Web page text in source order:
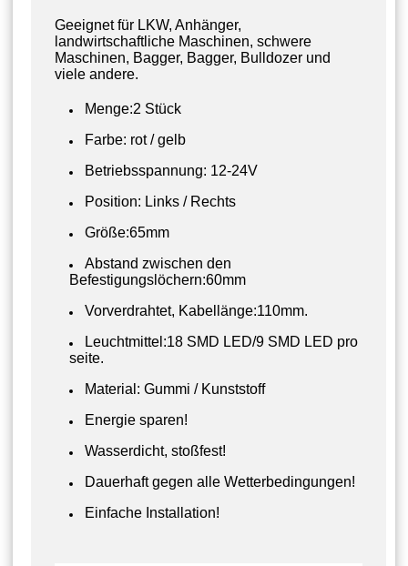
Geeignet für LKW, Anhänger,
landwirtschaftliche Maschinen, schwere
Maschinen, Bagger, Bagger, Bulldozer und
viele andere.
Menge:2 Stück
Farbe: rot / gelb
Betriebsspannung: 12-24V
Position: Links / Rechts
Größe:65mm
Abstand zwischen den
Befestigungslöchern:60mm
Vorverdrahtet, Kabellänge:110mm.
Leuchtmittel:18 SMD LED/9 SMD LED pro
seite.
Material: Gummi / Kunststoff
Energie sparen!
Wasserdicht, stoßfest!
Dauerhaft gegen alle Wetterbedingungen!
Einfache Installation!